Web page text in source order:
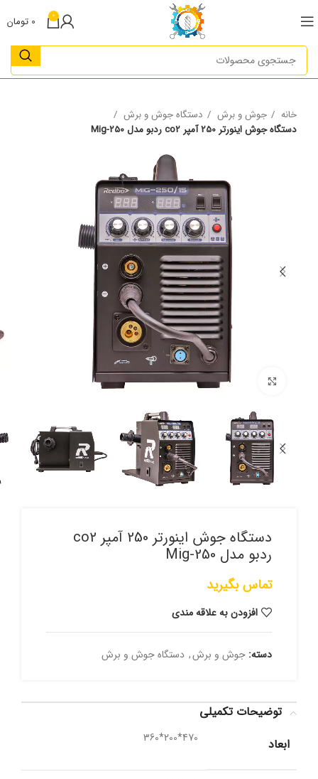
0
0 تومان
خانه جوش و برش
دستگاه جوش و برش
دستگاه جوش اینورتر 250 آمپر co2 ردبو مدل Mig-250
برای بزرگنمایی کلیک کنید
دستگاه جوش اینورتر 250 آمپر co2
ردبو مدل Mig-250
تماس بگیرید
افزودن به علاقه مندی
دسته: جوش و برش, دستگاه جوش و برش
توضیحات تکمیلی
ابعاد
470*200*360